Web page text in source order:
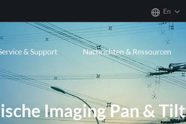
En
English
한국어
français
Deutsch
Español
& Support Nachrichten & Ressourcen
Imaging Pan & Tilt